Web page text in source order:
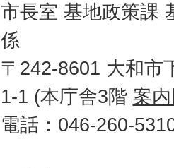
市長室 基地政策課
係
〒242-8601 大和市
1-1 (本庁舎3階 案
電話：046-260-